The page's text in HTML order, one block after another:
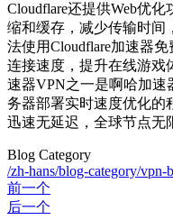
Cloudflare还提供Web优
缩和缓存，减少传输时间
法使用Cloudflare加速器
连接速度，提升在线游戏
速器VPN之一是啊哈加速
务器部署实时速度优化的
迅速无延迟，全球节点无
Blog Category
/zh-hans/blog-category/vpn-
前一个
后一个